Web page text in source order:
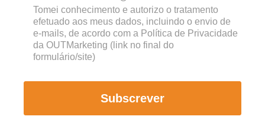
Tomei conhecimento e autorizo o tratamento
efetuado aos meus dados, incluindo o envio de
e-mails, de acordo com a Política de Privacidade
da OUTMarketing (link no final do
formulário/site)
Subscrever